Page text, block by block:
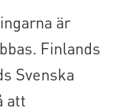
är
Finlands
Svenska
att